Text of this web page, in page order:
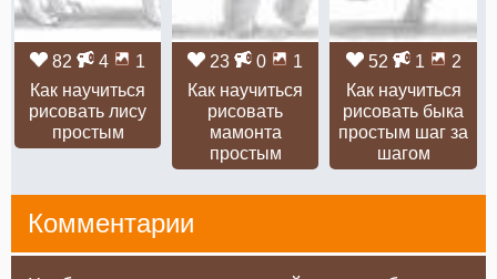
82 4
1
Как научиться
рисовать лису
простым
23 0
1
Как научиться
рисовать
мамонта
простым
52 1
2
Как научиться
рисовать быка
простым шаг за
шагом
Комментарии